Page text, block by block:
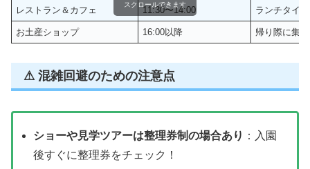
レストラン＆カフェ 11:30〜14:00 ランチタイ
お土産ショップ 16:00以降 帰り際に集
スクロールできます
⚠ 混雑回避のための注意点
ショーや見学ツアーは整理券制の場合あり ：入園
後すぐに整理券をチェック！